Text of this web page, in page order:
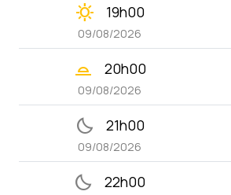
clear_day 19h00
09/08/2026
wb_twilight_2 20h00
09/08/2026
bedtime 21h00
09/08/2026
bedtime 22h00